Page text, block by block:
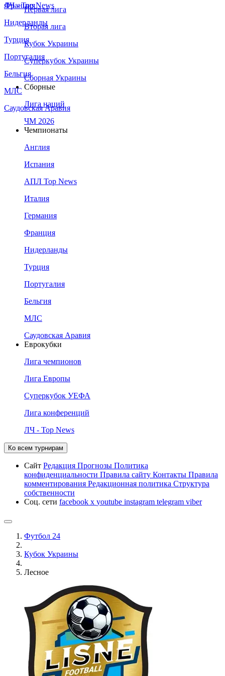
Франция
Нидерланды
Турция
Португалия
Бельгия
МЛС
Саудовская Аравия
ЛЧ - Top News
Первая лига
Вторая лига
Кубок Украины
Суперкубок Украины
Сборная Украины
Сборные
Лига наций
ЧМ 2026
Чемпионаты
Англия
Испания
АПЛ Top News
Италия
Германия
Франция
Нидерланды
Турция
Португалия
Бельгия
МЛС
Саудовская Аравия
Еврокубки
Лига чемпионов
Лига Европы
Суперкубок УЕФА
Лига конференций
ЛЧ - Top News
Ко всем турнирам
Сайт Редакция Прогнозы Политика
конфиденциальности Правила сайту Контакты Правила
комментирования Редакционная политика Структура
собственности
Соц. сети facebook x youtube instagram telegram viber
Футбол 24
Кубок Украины
Лесное